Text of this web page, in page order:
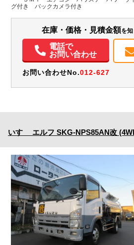
装備情報
エアコン パワステ パワーウィンドウ ABS
バックモニター
グ付き バックカメラ付き
在庫・価格・見積金額を
電話で
お問い合わせ
お問い合わせNo.012-627
いすゞ エルフ SKG-NPS85AN改